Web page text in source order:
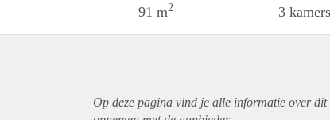
91 m2 3 kamers
Op deze pagina vind je alle informatie over dit